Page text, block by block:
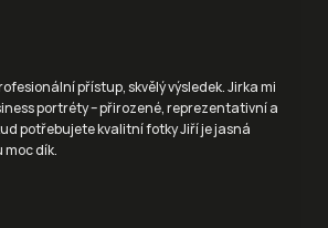
přístup, skvělý výsledek. Jirka mi
portréty – přirozené, reprezentativní a
potřebujete kvalitní fotky Jiří je jasná
moc dík.